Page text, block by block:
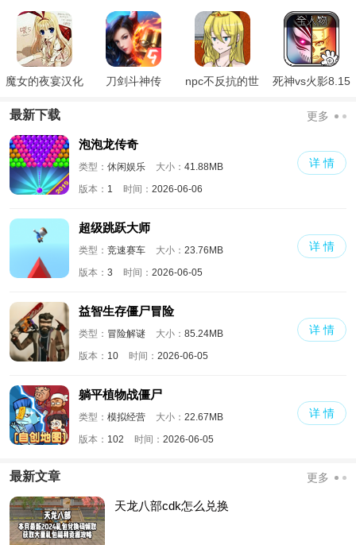
魔女的夜宴汉化
刀剑斗神传
npc不反抗的世
死神vs火影8.15
最新下载 更多
泡泡龙传奇
类型： 休闲娱乐 大小： 41.88MB
版本： 1 时间： 2026-06-06
详 情
超级跳跃大师
类型： 竞速赛车 大小： 23.76MB
版本： 3 时间： 2026-06-05
详 情
益智生存僵尸冒险
类型： 冒险解谜 大小： 85.24MB
版本： 10 时间： 2026-06-05
详 情
躺平植物战僵尸
类型： 模拟经营 大小： 22.67MB
版本： 102 时间： 2026-06-05
详 情
最新文章 更多
天龙八部cdk怎么兑换